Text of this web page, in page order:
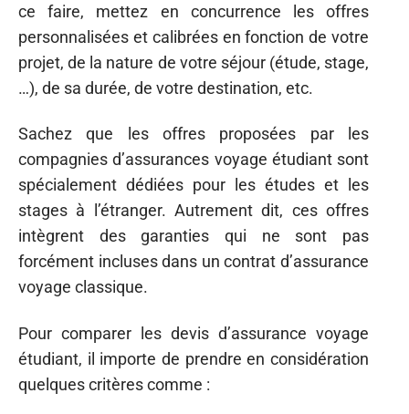
ce faire, mettez en concurrence les offres
personnalisées et calibrées en fonction de votre
projet, de la nature de votre séjour (étude, stage,
…), de sa durée, de votre destination, etc.
Sachez que les offres proposées par les
compagnies d’assurances voyage étudiant sont
spécialement dédiées pour les études et les
stages à l’étranger. Autrement dit, ces offres
intègrent des garanties qui ne sont pas
forcément incluses dans un contrat d’assurance
voyage classique.
Pour comparer les devis d’assurance voyage
étudiant, il importe de prendre en considération
quelques critères comme :